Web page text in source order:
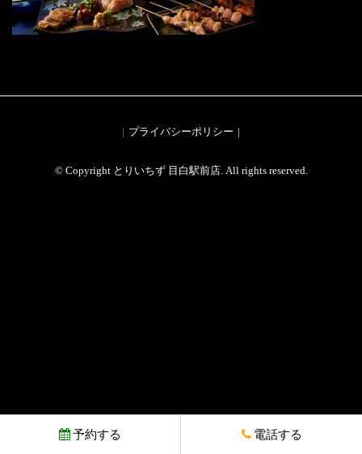
プライバシーポリシー
© Copyright とりいちず 目白駅前店. All rights reserved.
予約する 電話する